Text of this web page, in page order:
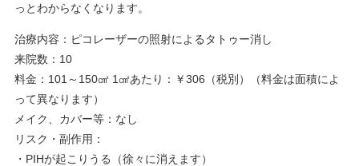
っとわからなくなります。
治療内容：ピコレーザーの照射によるタトゥー消し
来院数：10
料金：101～150㎠ 1㎠あたり：￥306（税別）（料金は面積によ
って異なります）
メイク、カバー等：なし
リスク・副作用：
・PIHが起こりうる（徐々に消えます）